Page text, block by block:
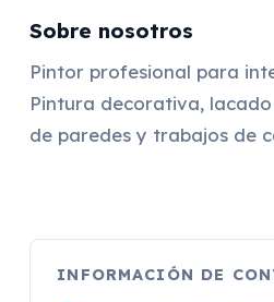
Sobre nosotros
Pintor profesional para
Pintura decorativa,
de paredes y trabajos de
INFORMACIÓN DE